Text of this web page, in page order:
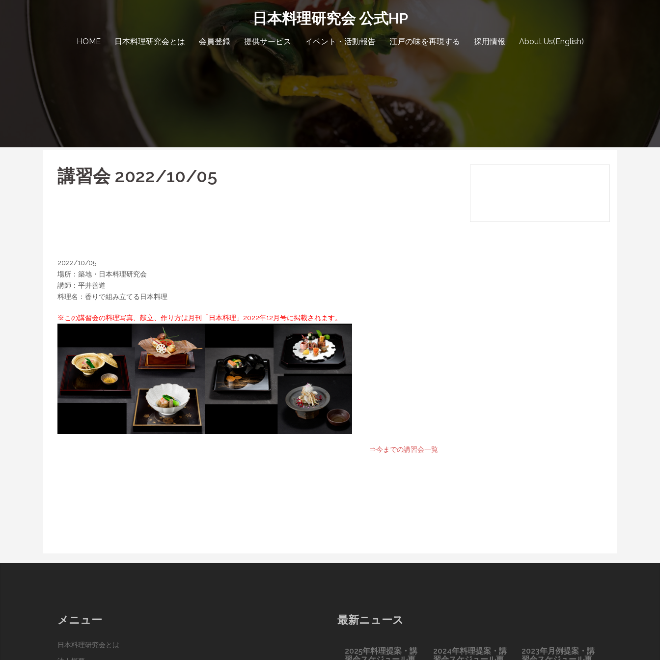
日本料理研究会 公式HP
HOME 日本料理研究会とは 会員登録 提供サービス イベント・活動報告 江戸の味を再現する 採用情報 About Us(English)
講習会 2022/10/05
2022/10/05
場所：築地・日本料理研究会
講師：平井善道
料理名：香りで組み立てる日本料理
※この講習会の料理写真、献立、作り方は月刊「日本料理」2022年12月号に掲載されます。
⇒今までの講習会一覧
メニュー
日本料理研究会とは
最新ニュース
2025年料理提案・講
2024年料理提案・講
2023年月例提案・講